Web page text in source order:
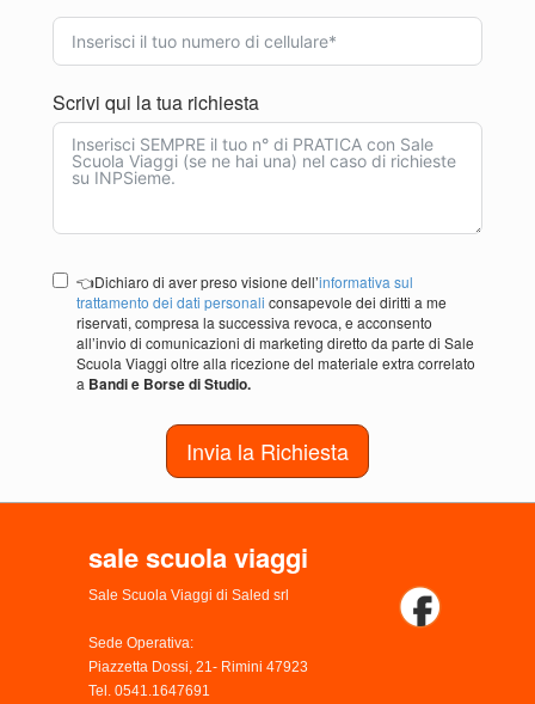
Scrivi qui la tua richiesta
👈Dichiaro di aver preso visione dell’informativa sul
trattamento dei dati personali consapevole dei diritti a me
riservati, compresa la successiva revoca, e acconsento
all’invio di comunicazioni di marketing diretto da parte di Sale
Scuola Viaggi oltre alla ricezione del materiale extra correlato
a Bandi e Borse di Studio.
Invia la Richiesta
sale scuola viaggi
Sale Scuola Viaggi di Saled srl
Sede Operativa:
Piazzetta Dossi, 21- Rimini 47923
Tel. 0541.1647691